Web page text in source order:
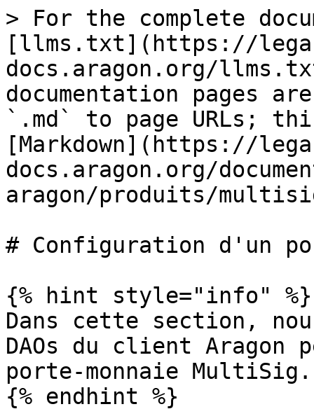
> For the complete
[llms.txt](https://
docs.aragon.org/
documentation pages
`.md` to page URLs;
[Markdown](https://
docs.aragon.org/
aragon/produits/
# Configuration d'un
{% hint style="info" %}
Dans cette section,
DAOs du client Aragon
porte-monnaie MultiSig.
{% endhint %}